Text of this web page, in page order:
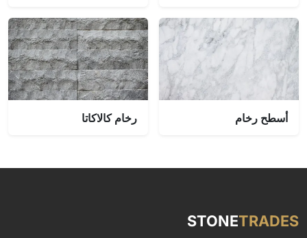
أسطح رخام رخام كالاكاتا
STONETRADES